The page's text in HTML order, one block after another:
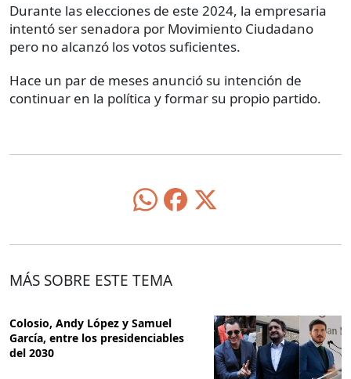
Durante las elecciones de este 2024, la empresaria
intentó ser senadora por Movimiento Ciudadano
pero no alcanzó los votos suficientes.
Hace un par de meses anunció su intención de
continuar en la política y formar su propio partido.
MÁS SOBRE ESTE TEMA
Colosio, Andy López y Samuel
García, entre los presidenciables
del 2030